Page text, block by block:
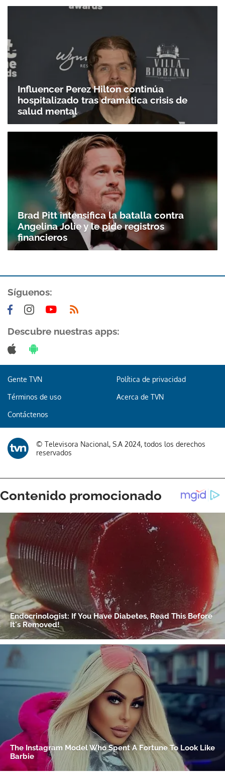
Influencer Perez Hilton continúa
hospitalizado tras dramática crisis de
salud mental
Brad Pitt intensifica la batalla contra
Angelina Jolie y le pide registros
financieros
Síguenos:
Descubre nuestras apps:
Gente TVN Política de privacidad
Términos de uso Acerca de TVN
Contáctenos
© Televisora Nacional, S.A 2024, todos los derechos
reservados